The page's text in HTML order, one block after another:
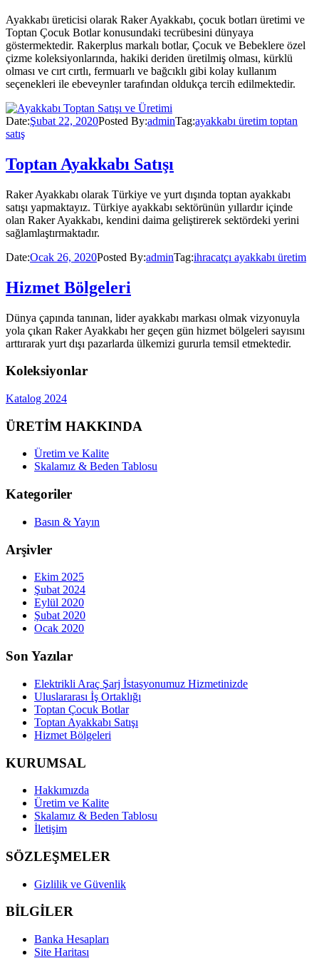
Ayakkabı üreticisi olarak Raker Ayakkabı, çocuk botları üretimi ve
Toptan Çocuk Botlar konusundaki tecrübesini dünyaya
göstermektedir. Rakerplus markalı botlar, Çocuk ve Bebeklere özel
çizme koleksiyonlarında, hakiki deriden üretilmiş olması, kürklü
olması ve cırt cırtlı, fermuarlı ve bağcıklı gibi kolay kullanım
seçenekleri ile ebeveynler tarafından oldukça tercih edilmektedir.
Date:Şubat 22, 2020Posted By:adminTag:ayakkabı üretim toptan
satış
Toptan Ayakkabı Satışı
Raker Ayakkabı olarak Türkiye ve yurt dışında toptan ayakkabı
satışı yapmaktayız. Türkiye ayakkabı sektörünün yıllardır içinde
olan Raker Ayakkabı, kendini daima geliştirerek sektördeki yerini
sağlamlaştırmaktadır.
Date:Ocak 26, 2020Posted By:adminTag:ihracatçı ayakkabı üretim
Hizmet Bölgeleri
Dünya çapında tanınan, lider ayakkabı markası olmak vizyonuyla
yola çıkan Raker Ayakkabı her geçen gün hizmet bölgeleri sayısını
arttırarak yurt dışı pazarlarda ülkemizi gururla temsil etmektedir.
Koleksiyonlar
Katalog 2024
ÜRETİM HAKKINDA
Üretim ve Kalite
Skalamız & Beden Tablosu
Kategoriler
Basın & Yayın
Arşivler
Ekim 2025
Şubat 2024
Eylül 2020
Şubat 2020
Ocak 2020
Son Yazılar
Elektrikli Araç Şarj İstasyonumuz Hizmetinizde
Uluslararası İş Ortaklığı
Toptan Çocuk Botlar
Toptan Ayakkabı Satışı
Hizmet Bölgeleri
KURUMSAL
Hakkımızda
Üretim ve Kalite
Skalamız & Beden Tablosu
İletişim
SÖZLEŞMELER
Gizlilik ve Güvenlik
BİLGİLER
Banka Hesapları
Site Haritası